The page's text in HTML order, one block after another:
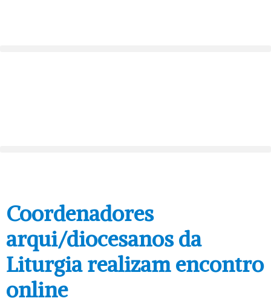
Coordenadores
arqui/diocesanos da
Liturgia realizam encontro
online